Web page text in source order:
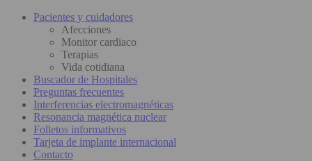
Pacientes y cuidadores
Afecciones
Monitor cardiaco
Terapias
Vida cotidiana
Buscador de Hospitales
Preguntas frecuentes
Interferencias electromagnéticas
Resonancia magnética nuclear
Folletos informativos
Tarjeta de implante internacional
Contacto